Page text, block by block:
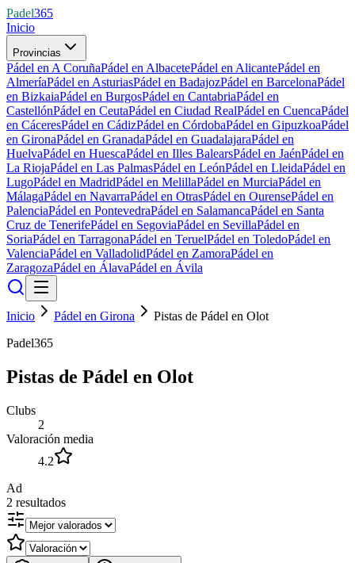
Padel365
Inicio
Provincias
Pádel en A CoruñaPádel en AlbacetePádel en AlicantePádel en
AlmeríaPádel en AsturiasPádel en BadajozPádel en BarcelonaPádel
en BizkaiaPádel en BurgosPádel en CantabriaPádel en
CastellónPádel en CeutaPádel en Ciudad RealPádel en CuencaPádel
en CáceresPádel en CádizPádel en CórdobaPádel en GipuzkoaPádel
en GironaPádel en GranadaPádel en GuadalajaraPádel en
HuelvaPádel en HuescaPádel en Illes BalearsPádel en JaénPádel en
La RiojaPádel en Las PalmasPádel en LeónPádel en LleidaPádel en
LugoPádel en MadridPádel en MelillaPádel en MurciaPádel en
MálagaPádel en NavarraPádel en OtrasPádel en OurensePádel en
PalenciaPádel en PontevedraPádel en SalamancaPádel en Santa
Cruz de TenerifePádel en SegoviaPádel en SevillaPádel en
SoriaPádel en TarragonaPádel en TeruelPádel en ToledoPádel en
ValenciaPádel en ValladolidPádel en ZamoraPádel en
ZaragozaPádel en ÁlavaPádel en Ávila
Inicio Pádel en Girona
Pistas de Pádel en Olot
Padel365
Pistas de Pádel en Olot
Clubs
2
Valoración media
4.2
Ad
2 resultados